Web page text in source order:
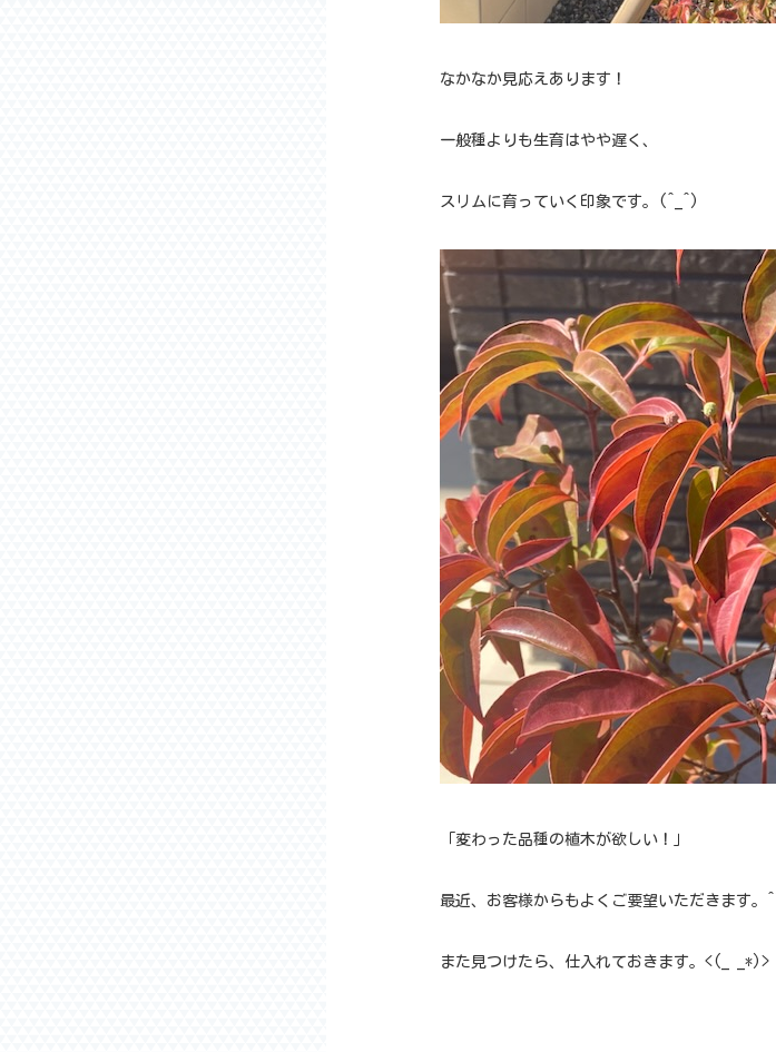
なかなか見応えあります！
一般種よりも生育はやや遅く、
スリムに育っていく印象です。(^_^)
「変わった品種の植木が欲しい！」
最近、お客様からもよくご要望いただきます。^^
また見つけたら、仕入れておきます。<(_ _*)>